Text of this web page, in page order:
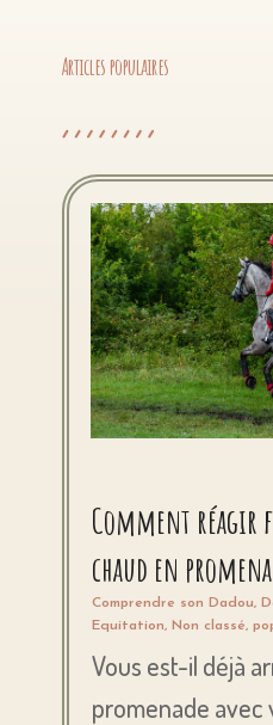
Articles populaires
Comment réagir
chaud en
Comprendre son Dadou,
Equitation, Non classé,
Vous est-il déjà
promenade